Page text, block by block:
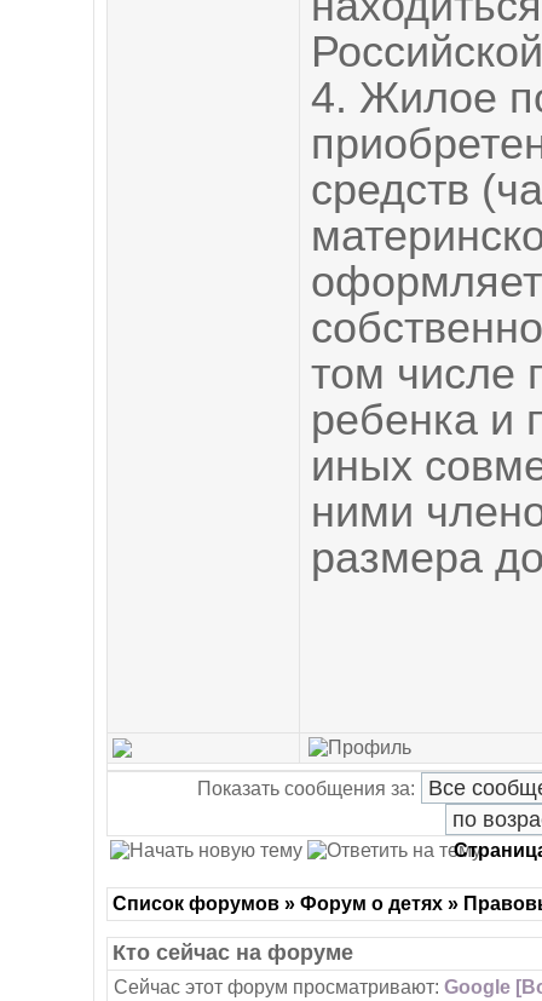
4. Жилое
средств
том числе
ребенка и
иных
ними
размера
Показать сообщения за:
Список форумов » Форум о детях »
Кто сейчас на форуме
Сейчас этот форум просматривают: Google